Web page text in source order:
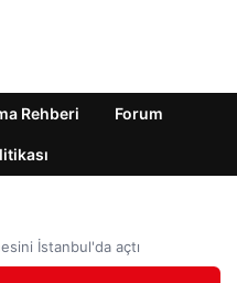
Rehberi Forum
İstanbul'da açtı